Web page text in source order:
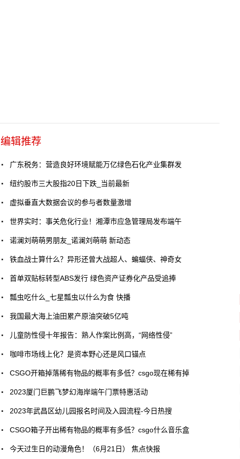
编辑推荐
广东税务：营造良好环境赋能万亿绿色石化产业集群发
纽约股市三大股指20日下跌_当前最新
虚拟垂直大数据会议的参与者数量激增
世界实时：事关危化行业！湘潭市应急管理局发布端午
诺澜刘萌萌男朋友_诺澜刘萌萌 新动态
铁血战士算什么？异形还曾大战超人、蝙蝠侠、神奇女
首单双贴标转型ABS发行 绿色资产证券化产品受追捧
瓢虫吃什么_七星瓢虫以什么为食 快播
我国最大海上油田累产原油突破5亿吨
儿童防性侵十年报告：熟人作案比例高，“网络性侵”
咖啡市场线上化？是资本野心还是风口锚点
CSGO开箱掉落稀有物品的概率有多低？csgo现在稀有掉
2023厦门巨鹏飞梦幻海岸端午门票特惠活动
2023年武昌区幼儿园报名时间及入园流程-今日热搜
CSGO箱子开出稀有物品的概率有多低？csgo什么音乐盒
今天过生日的动漫角色！（6月21日） 焦点快报